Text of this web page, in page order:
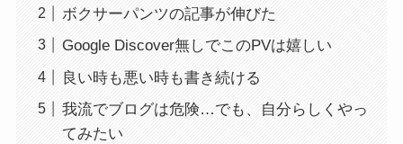
ボクサーパンツの記事が伸びた
Google Discover無しでこのPVは嬉しい
良い時も悪い時も書き続ける
我流でブログは危険…でも、自分らしくやっ
てみたい